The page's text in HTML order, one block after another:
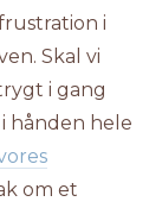
i
Skal vi
i gang
hånden hele
om et